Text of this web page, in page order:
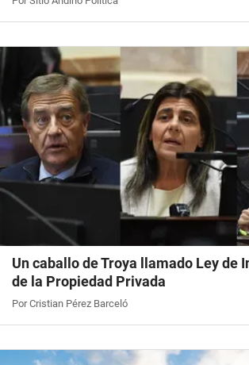
Un caballo de Troya llamado Ley de
de la Propiedad Privada
Por Cristian Pérez Barceló